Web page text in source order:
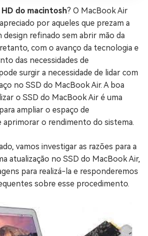
do macintosh? O MacBook Air
por aqueles que prezam a
design refinado sem abrir mão da
com o avanço da tecnologia e
das necessidades de
surgir a necessidade de lidar com
no SSD do MacBook Air. A boa
o SSD do MacBook Air é uma
ampliar o espaço de
aprimorar o rendimento do sistema.
vamos investigar as razões para a
atualização no SSD do MacBook Air,
para realizá-la e responderemos
sobre esse procedimento.